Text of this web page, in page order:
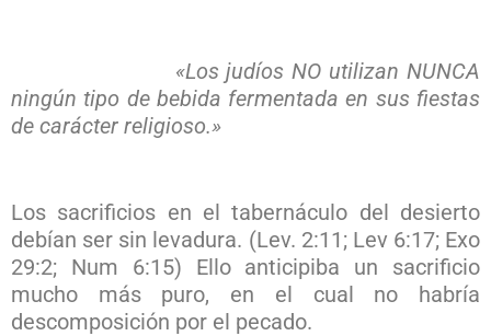
«Los judíos NO utilizan NUNCA
ningún tipo de bebida fermentada en sus fiestas
de carácter religioso.»
Los sacrificios en el tabernáculo del desierto
debían ser sin levadura. (Lev. 2:11; Lev 6:17; Exo
29:2; Num 6:15) Ello anticipiba un sacrificio
mucho más puro, en el cual no habría
descomposición por el pecado.